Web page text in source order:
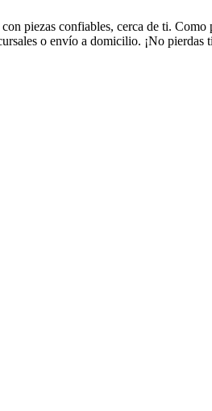
piezas confiables, cerca de ti. Como
o envío a domicilio. ¡No pierdas